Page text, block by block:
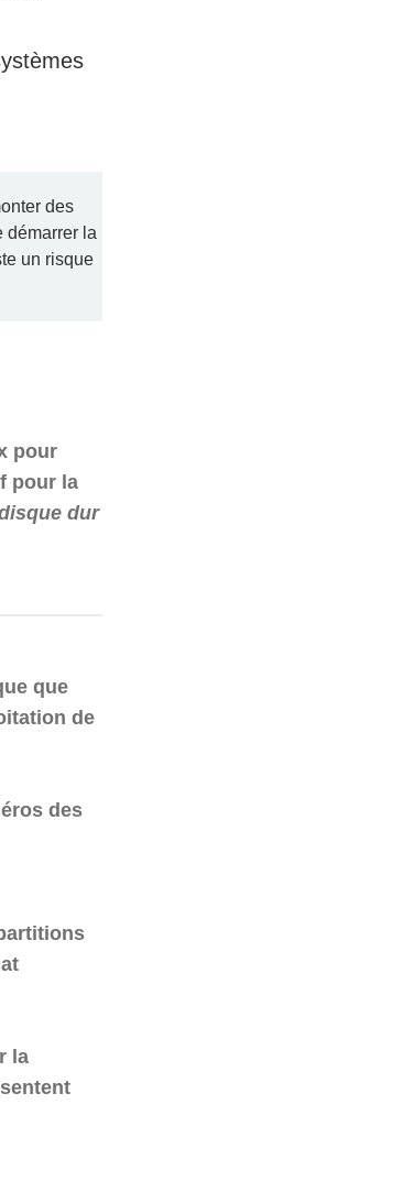
des
démarrer la
un risque
pour
pour la
dur
que
de
des
la